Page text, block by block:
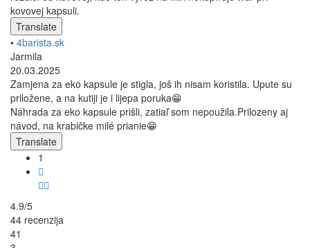
kovovej kapsuli.
Translate
• 4barista.sk
Jarmila
20.03.2025
Zamjena za eko kapsule je stigla, još ih nisam koristila. Upute su
priložene, a na kutiji je i lijepa poruka😁
Náhrada za eko kapsule prišli, zatiaľ som nepoužila.Prilozeny aj
návod, na krabičke milé prianie😁
Translate
1
4.9/5
44 recenzija
41